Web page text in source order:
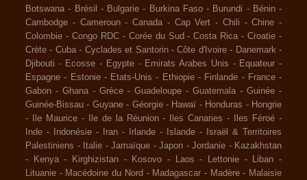
Botswana - Brésil - Bulgarie - Burkina Faso - Burundi - Bénin -
Cambodge - Cameroun - Canada - Cap Vert - Chili -Chine -
Colombie - Congo RDC - Corée du Sud -Costa Rica -Croatie -
Crète - Cuba - Cyclades et Santorin -Côte d'Ivoire - Danemark -
Djibouti - Ecosse - Egypte - Emirats Arabes Unis - Equateur -
Espagne - Estonie - Etats-Unis - Ethiopie - Finlande - France -
Gabon - Ghana - Grèce - Guadeloupe - Guatemala - Guinée -
Guinée-Bissau - Guyane - Géorgie - Hawaï - Honduras - Hongrie
-
Ile Maurice - Ile de la Réunion - Iles Canaries - Iles Féroé -
Inde - Indonésie - Iran - Irlande - Islande -
Israël & Territoires
Palestiniens - Italie - Jamaïque - Japon - Jordanie - Kazakhstan
-
Kenya - Kirghizistan - Kosovo - Laos - Lettonie - Liban -
Lituanie - Macédoine du Nord - Madagascar - Madère - Malaisie